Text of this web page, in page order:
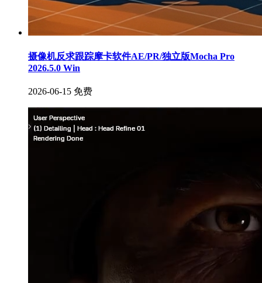
摄像机反求跟踪摩卡软件AE/PR/独立版Mocha Pro
2026.5.0 Win
2026-06-15 免费